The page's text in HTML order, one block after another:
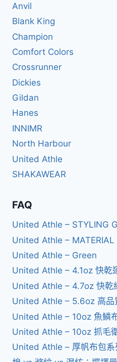
Anvil
Blank King
Champion
Comfort Colors
Crossrunner
Dickies
Gildan
Hanes
INNIMR
North Harbour
United Athle
SHAKAWEAR
FAQ
United Athle – STYLING
United Athle – MATERIAL
United Athle – Green
United Athle – 4.1oz 快乾
United Athle – 4.7oz 快乾
United Athle – 5.6oz 高品
United Athle – 10oz 魚鱗
United Athle – 10oz 抓毛
United Athle – 厚帆布包系